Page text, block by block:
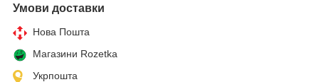
Умови доставки
Нова Пошта
Магазини Rozetka
Укрпошта